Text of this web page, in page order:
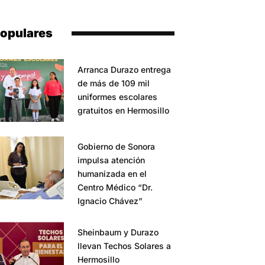
Arranca Durazo entrega
de más de 109 mil
uniformes escolares
gratuitos en Hermosillo
Gobierno de Sonora
impulsa atención
humanizada en el
Centro Médico “Dr.
Ignacio Chávez”
Sheinbaum y Durazo
llevan Techos Solares a
Hermosillo